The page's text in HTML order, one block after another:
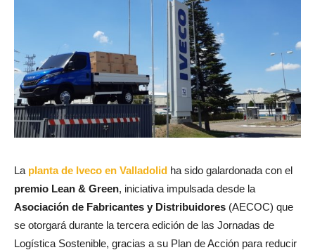
La planta de Iveco en Valladolid ha sido galardonada con el
premio Lean & Green, iniciativa impulsada desde la
Asociación de Fabricantes y Distribuidores (AECOC) que
se otorgará durante la tercera edición de las Jornadas de
Logística Sostenible, gracias a su Plan de Acción para reducir